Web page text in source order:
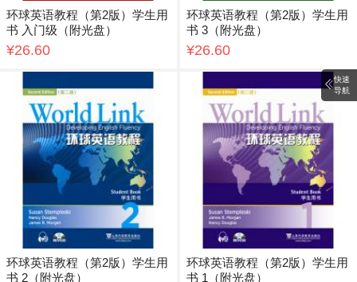
环球英语教程（第2版）学生用
书 入门级（附光盘）
¥26.60
环球英语教程（第2版）学生用
书 3（附光盘）
¥26.60
环球英语教程（第2版）学生用
书 2（附光盘）
环球英语教程（第2版）学生用
书 1（附光盘）
快速
导航